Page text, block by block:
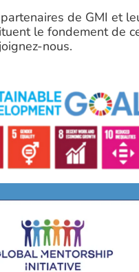
de GMI et
le fondement de
nous.